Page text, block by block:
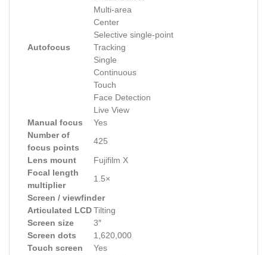
Autofocus
Multi-area
Center
Selective single-point
Tracking
Single
Continuous
Touch
Face Detection
Live View
Manual focus
Yes
Number of
focus points
425
Lens mount
Fujifilm X
Focal length
multiplier
1.5×
Screen / viewfinder
Articulated LCDTilting
Screen size
3″
Screen dots
1,620,000
Touch screen
Yes